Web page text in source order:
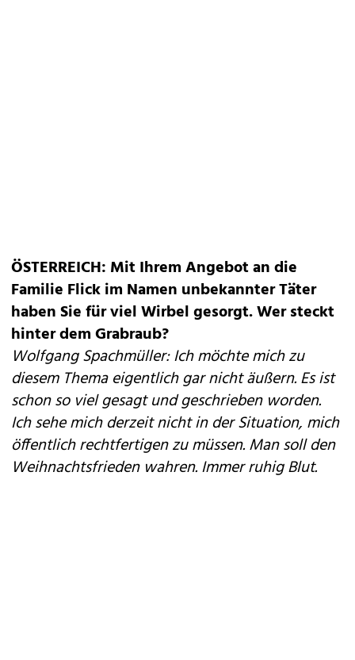
ÖSTERREICH: Mit Ihrem Angebot an die
Familie Flick im Namen unbekannter Täter
haben Sie für viel Wirbel gesorgt. Wer steckt
hinter dem Grabraub?
Wolfgang Spachmüller: Ich möchte mich zu
diesem Thema eigentlich gar nicht äußern. Es ist
schon so viel gesagt und geschrieben worden.
Ich sehe mich derzeit nicht in der Situation, mich
öffentlich rechtfertigen zu müssen. Man soll den
Weihnachtsfrieden wahren. Immer ruhig Blut.